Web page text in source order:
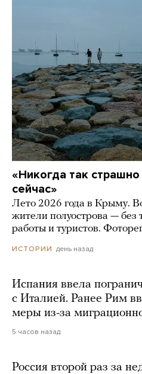
«Никогда так
сейчас»
Лето 2026 года в Крыму.
жители полуострова — без
работы и туристов.
ИСТОРИИ день назад
Испания ввела
с Италией. Ранее Рим
меры из-за
5 часов назад
Россия второй раз за